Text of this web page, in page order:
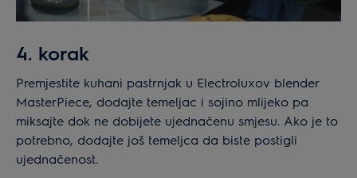
4. korak
Premjestite kuhani pastrnjak u Electroluxov blender
MasterPiece, dodajte temeljac i sojino mlijeko pa
miksajte dok ne dobijete ujednačenu smjesu. Ako je to
potrebno, dodajte još temeljca da biste postigli
ujednačenost.